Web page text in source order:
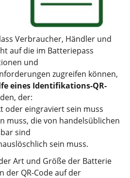
Verbraucher, Händler und
auf die im Batteriepass
und
zugreifen können,
eines Identifikations-QR-
der:
oder eingraviert sein muss
muss, die von handelsüblichen
sind
sein muss.
Art und Größe der Batterie
der QR-Code auf der